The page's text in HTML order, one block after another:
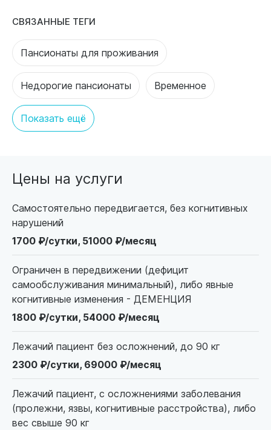
СВЯЗАННЫЕ ТЕГИ
Пансионаты для проживания
Недорогие пансионаты Временное
Показать ещё
Цены на услуги
Самостоятельно передвигается, без когнитивных
нарушений
1700 ₽/сутки, 51000 ₽/месяц
Ограничен в передвижении (дефицит
самообслуживания минимальный), либо явные
когнитивные изменения - ДЕМЕНЦИЯ
1800 ₽/сутки, 54000 ₽/месяц
Лежачий пациент без осложнений, до 90 кг
2300 ₽/сутки, 69000 ₽/месяц
Лежачий пациент, с осложнениями заболевания
(пролежни, язвы, когнитивные расстройства), либо
вес свыше 90 кг